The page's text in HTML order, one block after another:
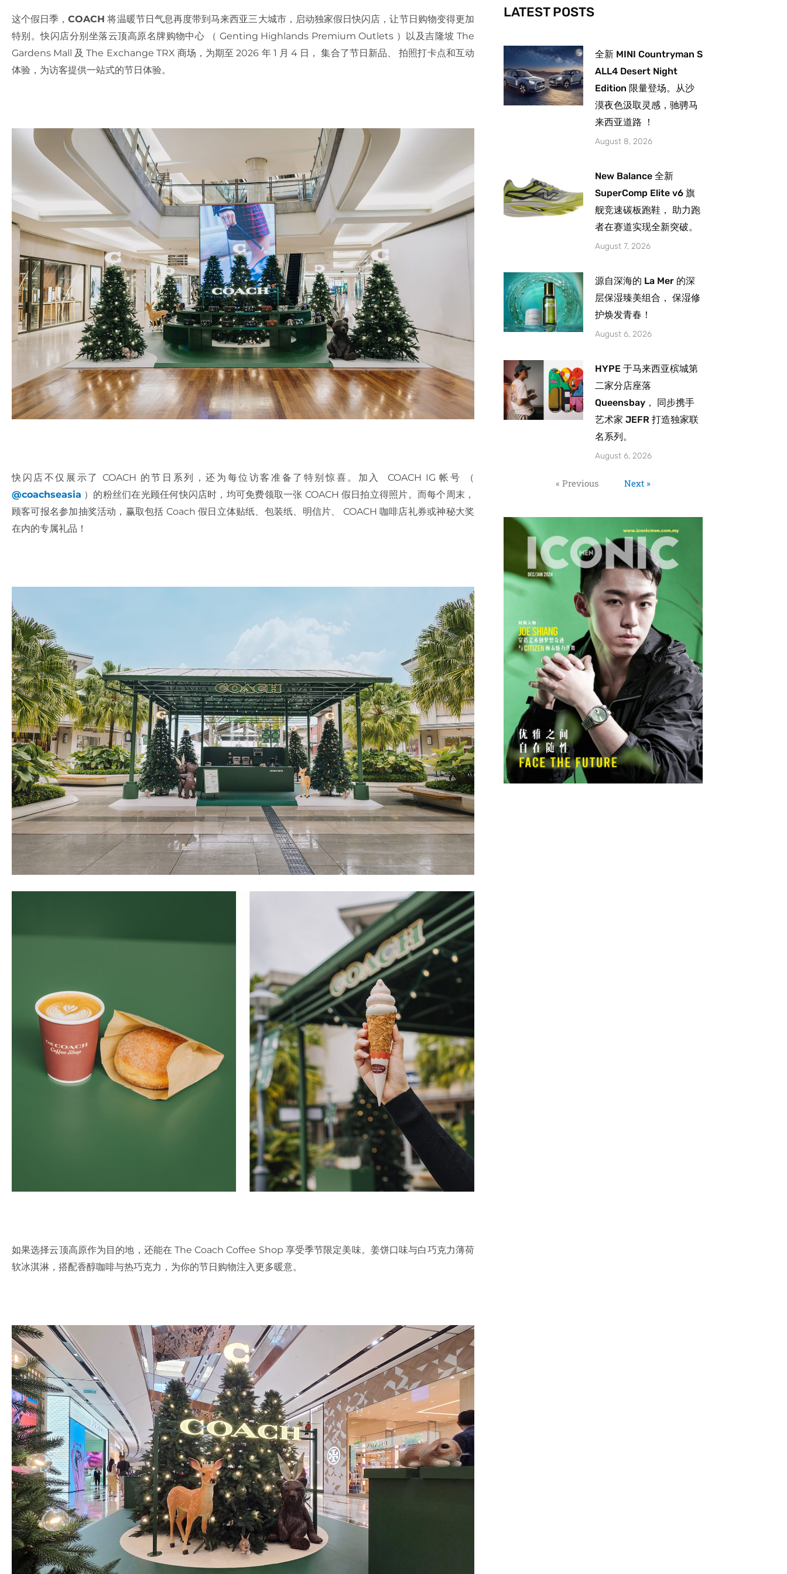
这个假日季，COACH 将温暖节日气息再度带到马来西亚三大城市，启动独家假日快闪店，让节日购物变得更加
特别。快闪店分别坐落云顶高原名牌购物中心 （ Genting Highlands Premium Outlets ）以及吉隆坡 The
Gardens Mall 及 The Exchange TRX 商场，为期至 2026 年 1 月 4 日， 集合了节日新品、 拍照打卡点和互动
体验，为访客提供一站式的节日体验。
快闪店不仅展示了 COACH 的节日系列，还为每位访客准备了特别惊喜。加入 COACH IG 帐号 （
@coachseasia ）的粉丝们在光顾任何快闪店时，均可免费领取一张 COACH 假日拍立得照片。而每个周末，
顾客可报名参加抽奖活动，赢取包括 Coach 假日立体贴纸、包装纸、明信片、 COACH 咖啡店礼券或神秘大奖
在内的专属礼品！
如果选择云顶高原作为目的地，还能在 The Coach Coffee Shop 享受季节限定美味。姜饼口味与白巧克力薄荷
软冰淇淋，搭配香醇咖啡与热巧克力，为你的节日购物注入更多暖意。
-
f
m
LATEST POSTS
全新 MINI Countryman S
ALL4 Desert Night
Edition 限量登场。从沙
漠夜色汲取灵感，驰骋马
来西亚道路 ！
August 8, 2026
New Balance 全新
SuperComp Elite v6 旗
舰竞速碳板跑鞋， 助力跑
者在赛道实现全新突破。
August 7, 2026
源自深海的 La Mer 的深
层保湿臻美组合， 保湿修
护焕发青春！
August 6, 2026
HYPE 于马来西亚槟城第
二家分店座落
Queensbay， 同步携手
艺术家 JEFR 打造独家联
名系列。
August 6, 2026
« Previous Next »